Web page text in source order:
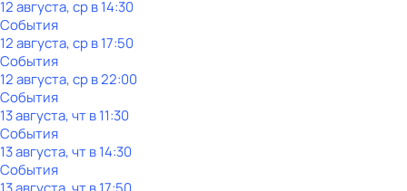
12 августа, ср в 14:30
События
12 августа, ср в 17:50
События
12 августа, ср в 22:00
События
13 августа, чт в 11:30
События
13 августа, чт в 14:30
События